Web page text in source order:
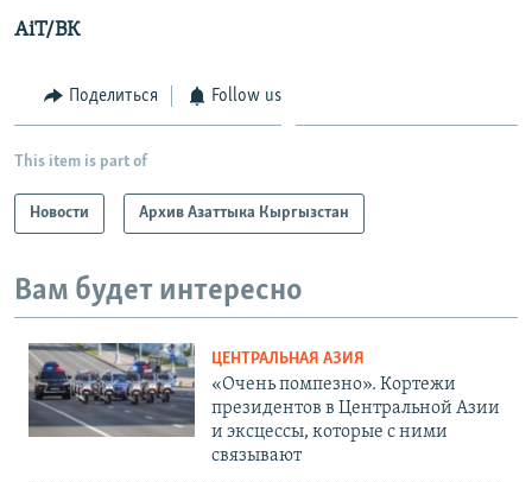
AiT/ВК
Поделиться Follow us
This item is part of
Новости Архив Азаттыка Кыргызстан
Вам будет интересно
ЦЕНТРАЛЬНАЯ АЗИЯ
«Очень помпезно». Кортежи
президентов в Центральной Азии
и эксцессы, которые с ними
связывают